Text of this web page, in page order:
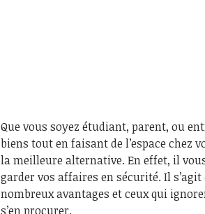
Que vous soyez étudiant, parent, ou
biens tout en faisant de l’espace chez
la meilleure alternative. En effet, il
garder vos affaires en sécurité. Il
nombreux avantages et ceux qui
s’en procurer.